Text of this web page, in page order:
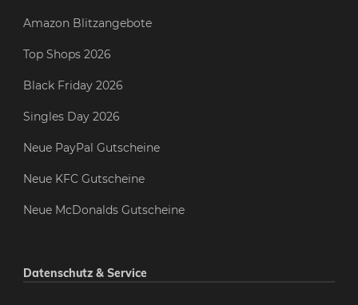
Amazon Blitzangebote
Top Shops 2026
Black Friday 2026
Singles Day 2026
Neue PayPal Gutscheine
Neue KFC Gutscheine
Neue McDonalds Gutscheine
Datenschutz & Service